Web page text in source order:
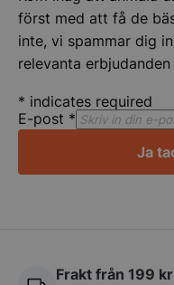
först med att få de
inte, vi spammar dig
relevanta
* indicates required
E-post *
Ja
Frakt från 199 kr
Strikt nödvändigt
Strikt nödvändiga